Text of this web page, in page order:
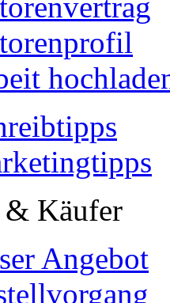
& Käufer
Angebot